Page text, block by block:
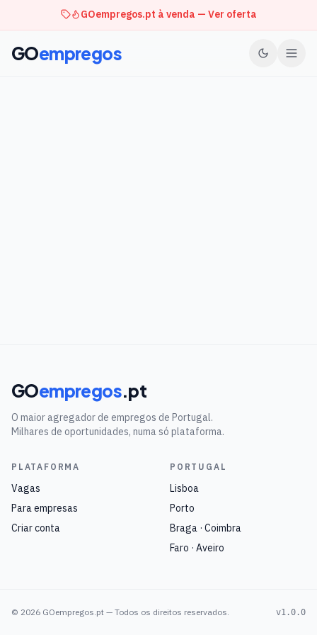
GOempregos.pt à venda — Ver oferta
GOempregos
GOempregos.pt
O maior agregador de empregos de Portugal.
Milhares de oportunidades, numa só plataforma.
PLATAFORMA
Vagas
Para empresas
Criar conta
PORTUGAL
Lisboa
Porto
Braga · Coimbra
Faro · Aveiro
© 2026 GOempregos.pt — Todos os direitos reservados. v1.0.0